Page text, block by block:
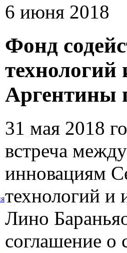
6 июня 2018
Фонд
технологий
Аргентины
31 мая 2018
встреча
инновациям
технологий и
Лино
соглашение о